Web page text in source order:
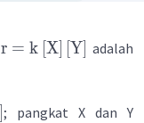
r = k X] Y adalah
]; pangkat X dan Y